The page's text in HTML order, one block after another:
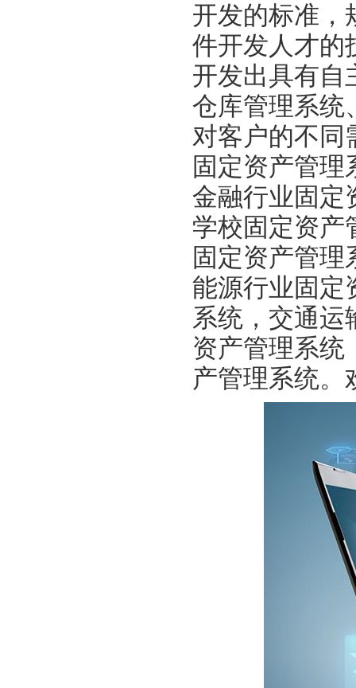
开发的标准，
件开发人才的
开发出具有自
仓库管理系统
对客户的不同
固定资产管
金融行业固定
学校固定资产
固定资产管
能源行业固定
系统，交通运
资产管理系统
产管理系统。